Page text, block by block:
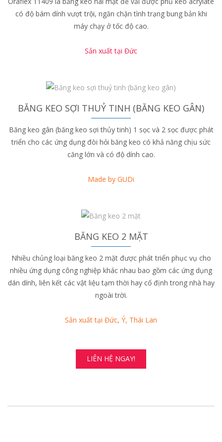
có độ bám dính vượt trội, ngăn chặn tình trạng bung bản khi
máy chạy ở tốc độ cao.
Sản xuất tại Đức
BĂNG KEO SỢI THUỶ TINH (BĂNG KEO GÂN)
Băng keo gân (băng keo sợi thủy tinh) 1 sọc và 2 sọc được phát
triển cho các ứng dụng đòi hỏi băng keo có khả năng chịu sức
căng lớn và có độ dính cao.
Made by GUDi
BĂNG KEO 2 MẶT
Nhiều chủng loại băng keo 2 mặt được phát triển phục vụ cho
nhiều ứng dụng công nghiệp khác nhau bao gồm các ứng dụng
dán dính, liên kết các vật liệu tạm thời hay cố định trong nhà hay
ngoài trời.
Sản xuất tại Đức, Ý, Thái Lan
LIÊN HỆ NGAY!